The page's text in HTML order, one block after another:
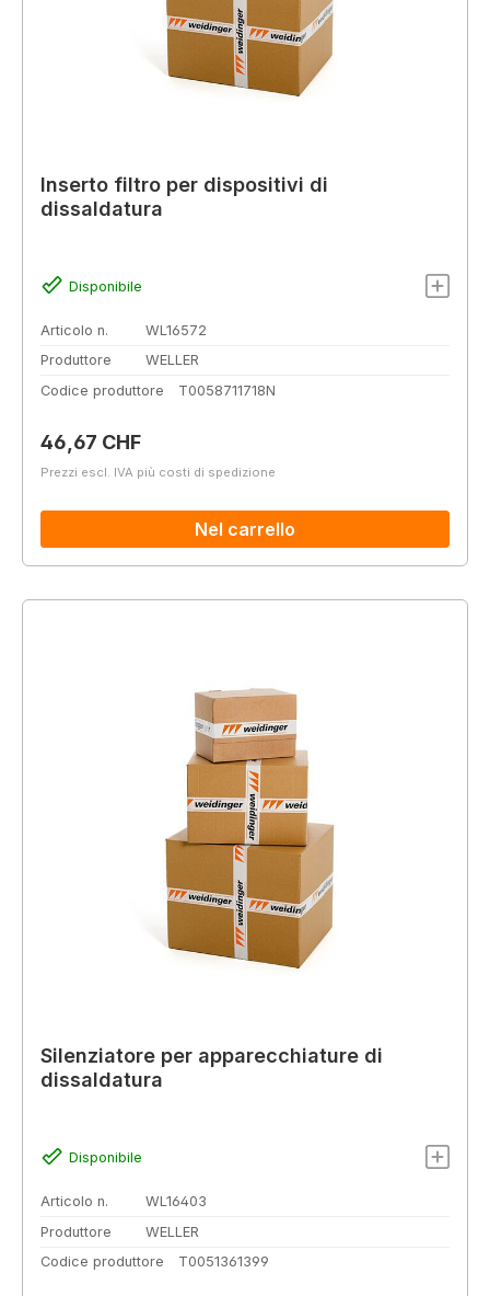
Inserto filtro per dispositivi di
dissaldatura
Disponibile
Articolo n.
WL16572
Produttore
WELLER
Codice produttore
T0058711718N
Prezzo normale:
46,67 CHF
Prezzi escl. IVA più costi di spedizione
Nel carrello
Silenziatore per apparecchiature di
dissaldatura
Disponibile
Articolo n.
WL16403
Produttore
WELLER
Codice produttore
T0051361399